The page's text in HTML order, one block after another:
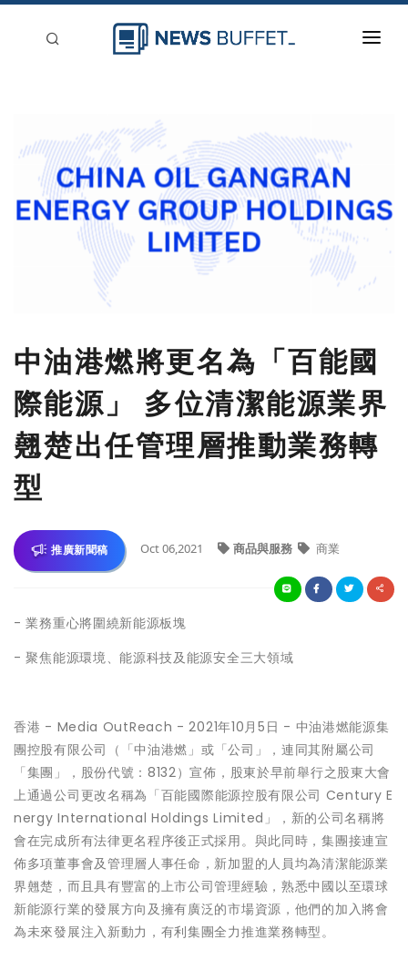
登入
刊登
中油港燃將更名為「百能國
際能源」 多位清潔能源業界
翹楚出任管理層推動業務轉
型
推廣新聞稿 Oct 06,2021 商品與服務 商業
- 業務重心將圍繞新能源板塊
- 聚焦能源環境、能源科技及能源安全三大領域
香港 - Media OutReach - 2021年10月5日 - 中油港燃能源集
團控股有限公司 （「中油港燃」或「公司」，連同其附屬公司
「集團」，股份代號：8132）宣佈，股東於早前舉行之股東大會
上通過公司更改名稱為 「百能國際能源控股有限公司 Century E
nergy International Holdings Limited」
，新的公司名稱將
會在完成所有法律更名程序後正式採用。與此同時，集團接連宣
佈多項董事會及管理層人事任命，新加盟的人員均為清潔能源業
界翹楚，而且具有豐富的上市公司管理經驗，熟悉中國以至環球
新能源行業的發展方向及擁有廣泛的市場資源，他們的加入將會
為未來發展注入新動力，有利集團全力推進業務轉型。